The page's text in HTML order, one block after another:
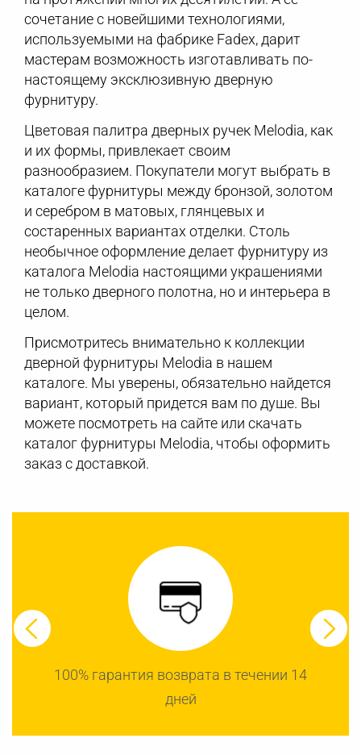
сочетание с новейшими технологиями,
используемыми на фабрике Fadex, дарит
мастерам возможность изготавливать по-
настоящему эксклюзивную дверную
фурнитуру.
Цветовая палитра дверных ручек Melodia, как
и их формы, привлекает своим
разнообразием. Покупатели могут выбрать в
каталоге фурнитуры между бронзой, золотом
и серебром в матовых, глянцевых и
состаренных вариантах отделки. Столь
необычное оформление делает фурнитуру из
каталога Melodia настоящими украшениями
не только дверного полотна, но и интерьера в
целом.
Присмотритесь внимательно к коллекции
дверной фурнитуры Melodia в нашем
каталоге. Мы уверены, обязательно найдется
вариант, который придется вам по душе. Вы
можете посмотреть на сайте или скачать
каталог фурнитуры Melodia, чтобы оформить
заказ с доставкой.
100% гарантия возврата в течении 14
дней